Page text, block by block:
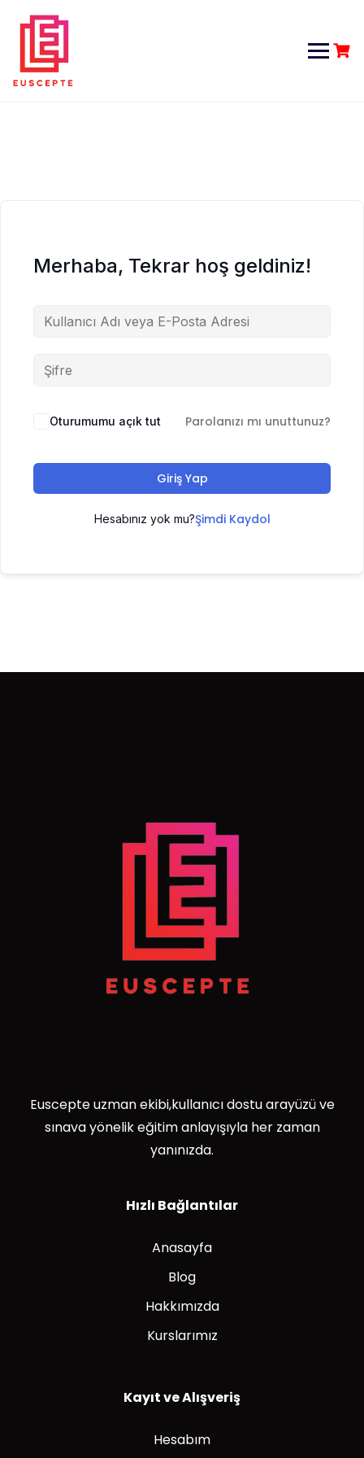
content
Merhaba, Tekrar hoş geldiniz!
Oturumumu açık tut Parolanızı mı unuttunuz?
Giriş Yap
Hesabınız yok mu?Şimdi Kaydol
Euscepte uzman ekibi,kullanıcı dostu arayüzü ve
sınava yönelik eğitim anlayışıyla her zaman
yanınızda.
Hızlı Bağlantılar
Anasayfa
Blog
Hakkımızda
Kurslarımız
Kayıt ve Alışveriş
Hesabım